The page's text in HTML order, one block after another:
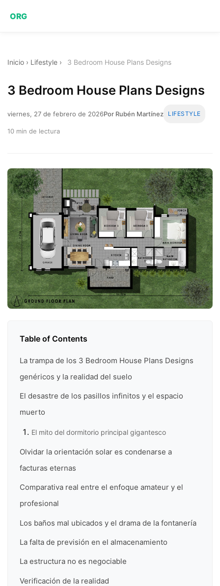
ORG
Inicio › Lifestyle › 3 Bedroom House Plans Designs
3 Bedroom House Plans Designs
viernes, 27 de febrero de 2026Por Rubén Martínez LIFESTYLE
10 min de lectura
Table of Contents
La trampa de los 3 Bedroom House Plans Designs
genéricos y la realidad del suelo
El desastre de los pasillos infinitos y el espacio
muerto
El mito del dormitorio principal gigantesco
Olvidar la orientación solar es condenarse a
facturas eternas
Comparativa real entre el enfoque amateur y el
profesional
Los baños mal ubicados y el drama de la fontanería
La falta de previsión en el almacenamiento
La estructura no es negociable
Verificación de la realidad